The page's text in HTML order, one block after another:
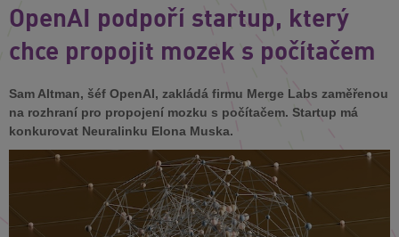
OpenAI podpoří startup, který
chce propojit mozek s počítačem
Sam Altman, šéf OpenAI, zakládá firmu Merge Labs zaměřenou
na rozhraní pro propojení mozku s počítačem. Startup má
konkurovat Neuralinku Elona Muska.